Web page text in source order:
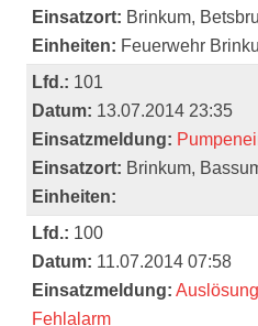
Einsatzort: Brinkum,
Einheiten: Feuerwehr
Lfd.: 101
Datum: 13.07.2014 23:35
Einsatzmeldung:
Einsatzort: Brinkum,
Einheiten:
Lfd.: 100
Datum: 11.07.2014 07:58
Einsatzmeldung:
Fehlalarm